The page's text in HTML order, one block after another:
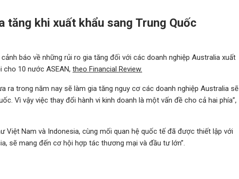
tăng khi xuất khẩu sang Trung Quốc
báo về những rủi ro gia tăng đối với các doanh nghiệp Australia xuất
cho 10 nước ASEAN, theo Financial Review.
ra trong năm nay sẽ làm gia tăng nguy cơ các doanh nghiệp Australia sẽ
Vì vậy việc thay đổi hành vi kinh doanh là một vấn đề cho cả hai phía”,
Việt Nam và Indonesia, cùng mối quan hệ quốc tế đã được thiết lập với
sẽ mang đến cơ hội hợp tác thương mại và đầu tư lớn”.